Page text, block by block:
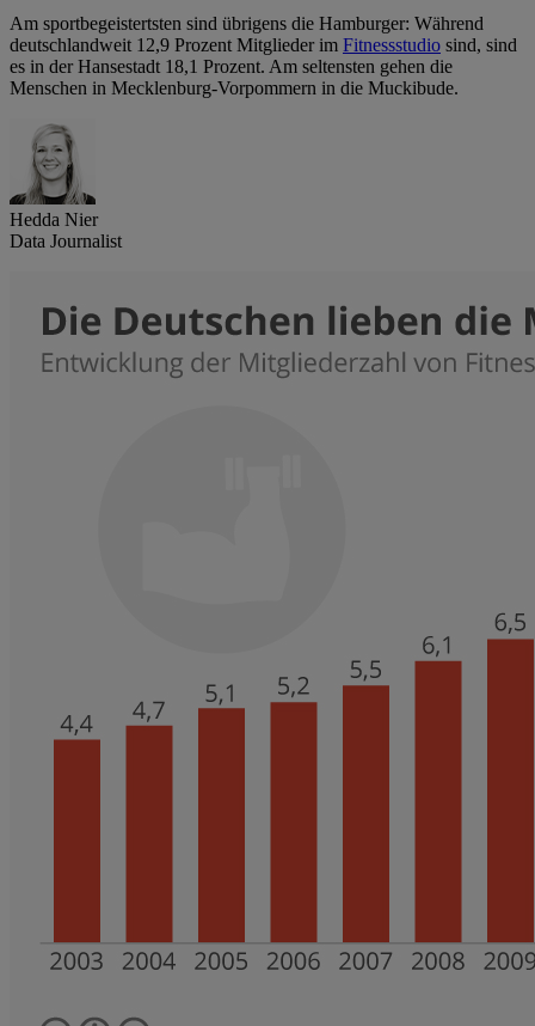
Am sportbegeistertsten sind übrigens die Hamburger: Während
deutschlandweit 12,9 Prozent Mitglieder im Fitnessstudio sind, sind
es in der Hansestadt 18,1 Prozent. Am seltensten gehen die
Menschen in Mecklenburg-Vorpommern in die Muckibude.
Hedda Nier
Data Journalist